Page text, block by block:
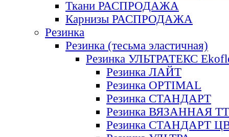
Ткани РАСПРОДАЖА
Карнизы РАСПРОДАЖА
Резинка
Резинка (тесьма эластичная)
Резинка УЛЬТРАТЕКС
Резинка ЛАЙТ
Резинка OPTIMAL
Резинка СТАНДАРТ
Резинка ВЯЗАННАЯ ТТ
Резинка СТАНДАРТ